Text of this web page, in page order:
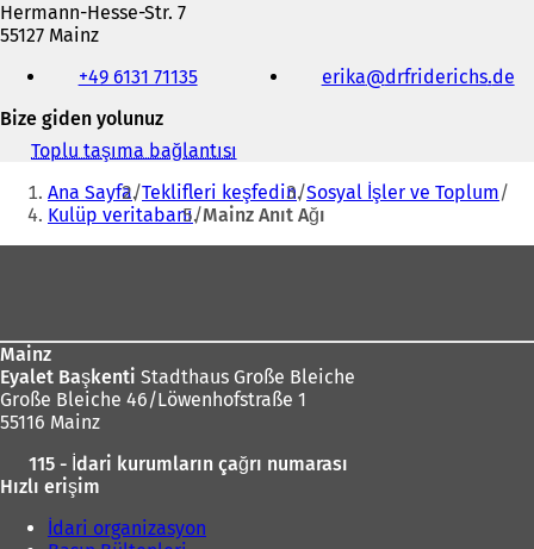
Hermann-Hesse-Str. 7
55127 Mainz
faks
ve
e-
posta
+49 6131 71135 erika drfriderichs de
Bize giden yolunuz
Toplu taşıma bağlantısı
e
n
i
k
m
e
Buradasınız:
Ana Sayfa Teklifleri keşfedin Sosyal İşler ve Toplum
Kulüp veritabanı Mainz Anıt Ağı
Mainz
Eyalet Başkenti Stadthaus Große Bleiche
Große Bleiche 46/Löwenhofstraße 1
55116 Mainz
115 - İdari kurumların çağrı numarası
Hızlı erişim
İdari organizasyon